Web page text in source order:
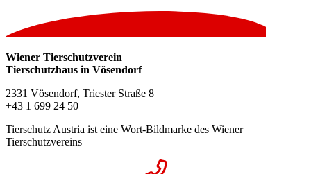
Wiener Tierschutzverein
Tierschutzhaus in Vösendorf
2331 Vösendorf, Triester Straße 8
+43 1 699 24 50
Tierschutz Austria ist eine Wort-Bildmarke des Wiener
Tierschutzvereins